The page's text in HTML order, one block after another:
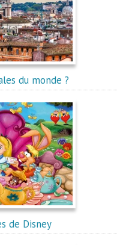
du monde ?
de Disney